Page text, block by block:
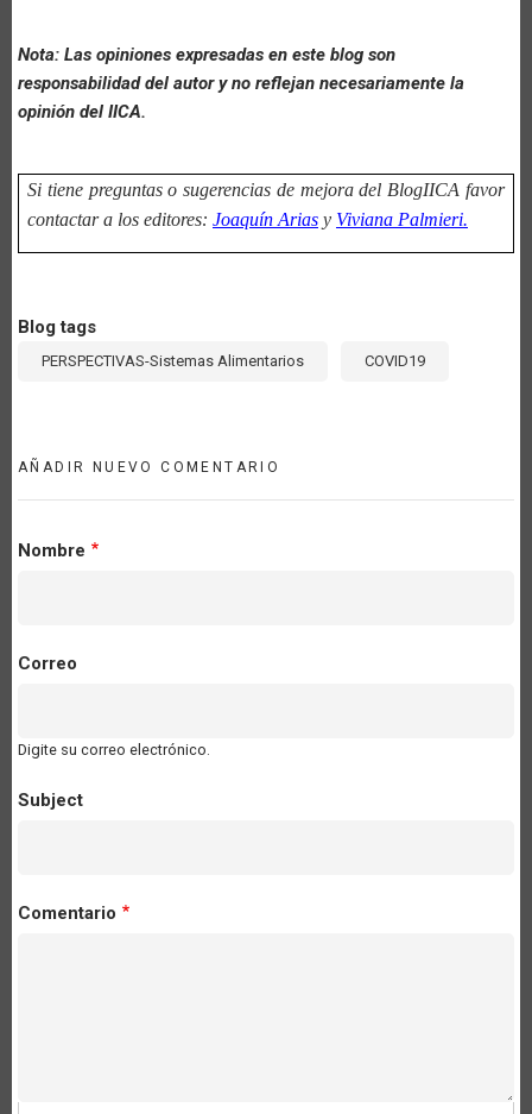
Nota: Las opiniones expresadas en este blog son
responsabilidad del autor y no reflejan necesariamente la
opinión del IICA.
Si tiene preguntas o sugerencias de mejora del BlogIICA favor
contactar a los editores: Joaquín Arias y Viviana Palmieri.
Blog tags
PERSPECTIVAS-Sistemas Alimentarios COVID19
AÑADIR NUEVO COMENTARIO
Nombre
Correo
Digite su correo electrónico.
Subject
Comentario